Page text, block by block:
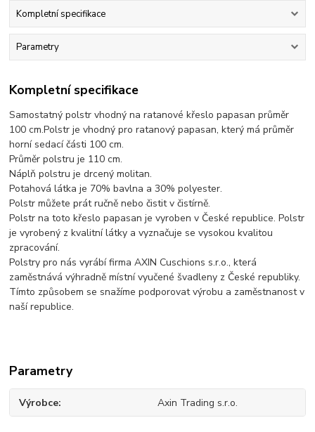
Kompletní specifikace
Parametry
Kompletní specifikace
Samostatný polstr vhodný na ratanové křeslo papasan průměr
100 cm.Polstr je vhodný pro ratanový papasan, který má průměr
horní sedací části 100 cm.
Průměr polstru je 110 cm.
Náplň polstru je drcený molitan.
Potahová látka je 70% bavlna a 30% polyester.
Polstr můžete prát ručně nebo čistit v čistírně.
Polstr na toto křeslo papasan je vyroben v České republice. Polstr
je vyrobený z kvalitní látky a vyznačuje se vysokou kvalitou
zpracování.
Polstry pro nás vyrábí firma AXIN Cuschions s.r.o., která
zaměstnává výhradně místní vyučené švadleny z České republiky.
Tímto způsobem se snažíme podporovat výrobu a zaměstnanost v
naší republice.
Parametry
Výrobce Axin Trading s.r.o.